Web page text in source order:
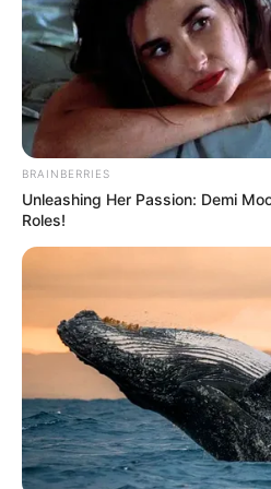
Parkbad Wassenberg -
Außenbecken mit 30 °C -
Liegewiese nebst
bietet das Parkbad.
Hole-Rutsche mit
www.parkbad-
Rheinisches
Ortsteil Lövenich können
betriebenen Museum
die Geschichte der
werden. Die ältesten
Jahrhundert.
euerwehrmuseum.de.
Kaster - Die kleine
Stadtteil von Bedburg.
historischen Häusern
Stadtmauer mit zwei
BRAINBERRIES
Unleashing Her Passion: Demi
Roles!